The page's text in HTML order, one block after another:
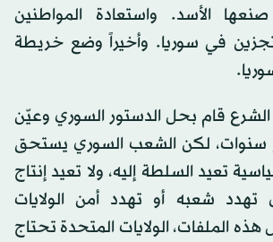
الأسد. واستعادة المواطنين
في سوريا. وأخيراً وضع خريطة
قام بحل الدستور السوري وعيّن
سنوات، لكن الشعب السوري يستحق
تعيد السلطة إليه، ولا تعيد إنتاج
تهدد شعبه أو تهدد أمن الولايات
الملفات، الولايات المتحدة تحتاج